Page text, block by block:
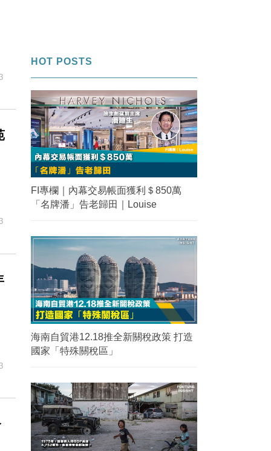
HOT POSTS
FI專欄｜內幕交易帳面獲利＄850萬
「名牌潘」告老歸田｜Louise
海南自貿港12.18推全新關稅政策 打造
國家「特殊關稅區」